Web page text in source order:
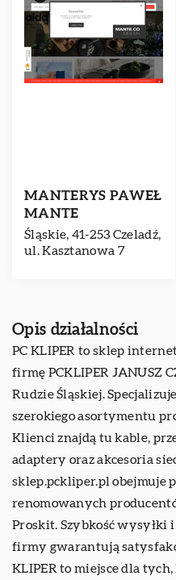
MANTERYS PAWEŁ
MANTE
Śląskie, 41-253 Czeladź,
ul. Kasztanowa 7
Opis działalności
PC KLIPER to sklep
firmę PCKLIPER JANUSZ
Rudzie Śląskiej.
szerokiego asortymentu
Klienci znajdą tu kable,
adaptery oraz akcesoria
sklep.pckliper.pl obejmuje
renomowanych
Proskit. Szybkość wysyłki
firmy gwarantują
KLIPER to miejsce dla